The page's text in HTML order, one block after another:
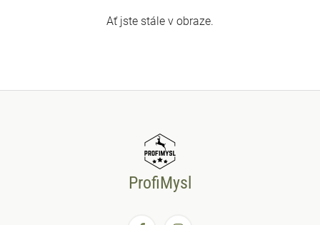
Ať jste stále v obraze.
ProfiMysl